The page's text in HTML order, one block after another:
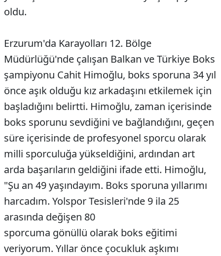
oldu.
Erzurum'da Karayolları 12. Bölge
Müdürlüğü'nde çalışan Balkan ve Türkiye Boks
şampiyonu Cahit Himoğlu, boks sporuna 34 yıl
önce aşık olduğu kız arkadaşını etkilemek için
başladığını belirtti. Himoğlu, zaman içerisinde
boks sporunu sevdiğini ve bağlandığını, geçen
süre içerisinde de profesyonel sporcu olarak
milli sporculuğa yükseldiğini, ardından art
arda başarıların geldiğini ifade etti. Himoğlu,
"Şu an 49 yaşındayım. Boks sporuna yıllarımı
harcadım. Yolspor Tesisleri'nde 9 ila 25
arasında değişen 80
sporcuma gönüllü olarak boks eğitimi
veriyorum. Yıllar önce çocukluk aşkımı